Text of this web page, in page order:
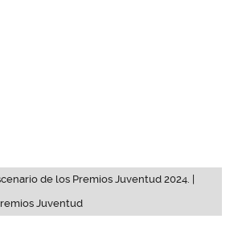
de los Premios Juventud 2024. |
Juventud